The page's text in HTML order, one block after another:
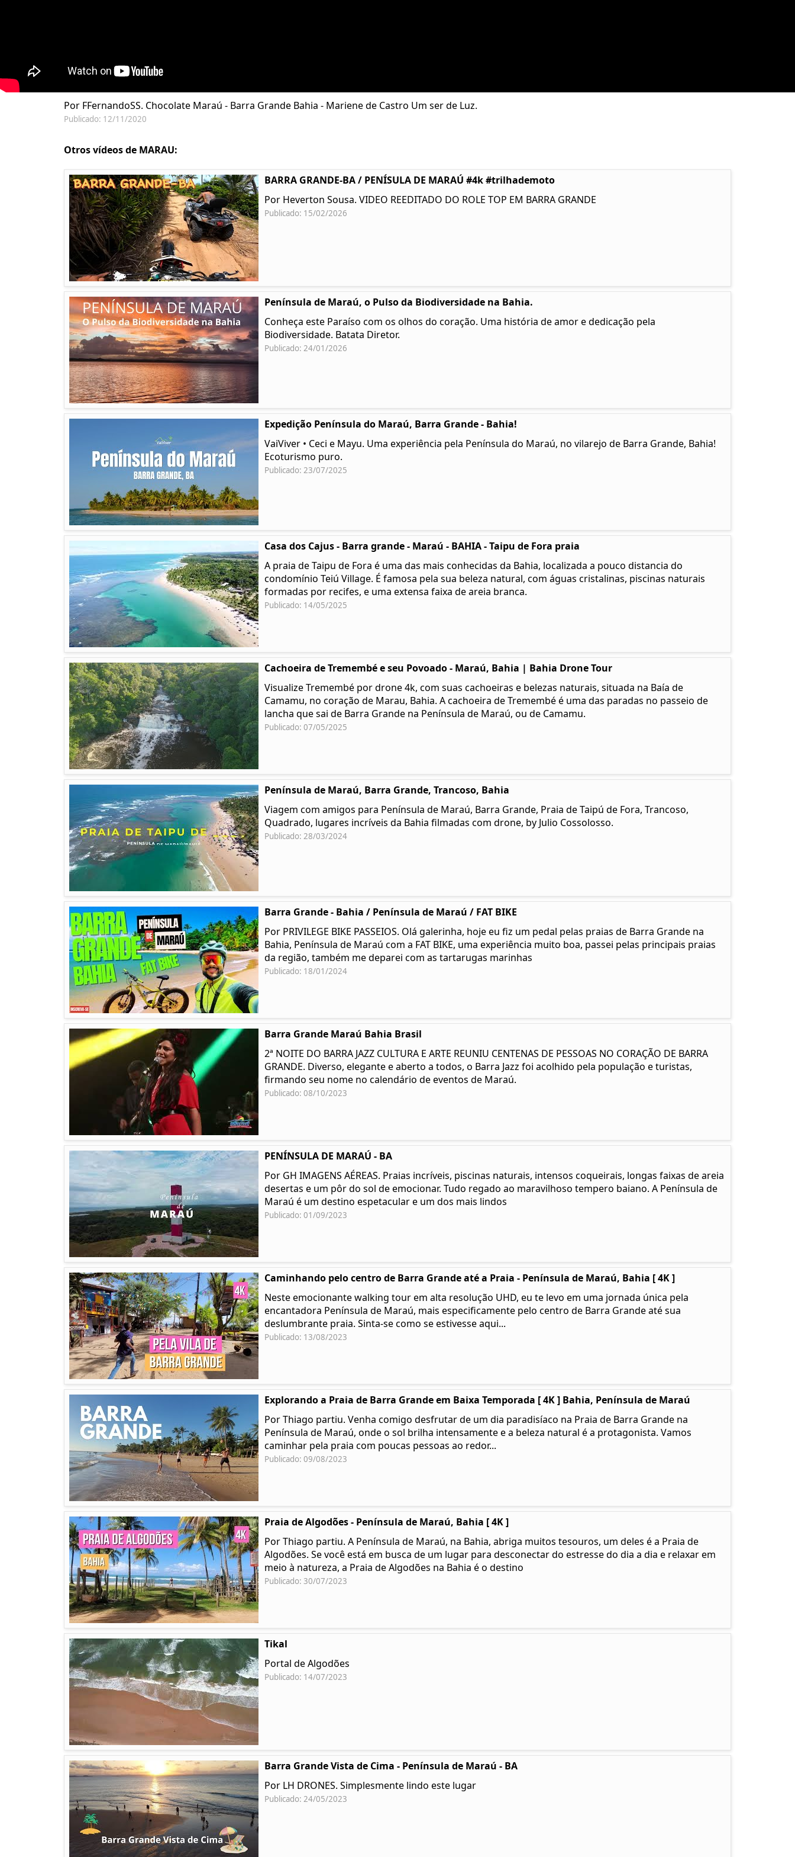
Por FFernandoSS. Chocolate Maraú - Barra Grande Bahia - Mariene de Castro Um ser de Luz.
Publicado: 12/11/2020
Otros vídeos de MARAU:
BARRA GRANDE-BA / PENÍSULA DE MARAÚ #4k #trilhademoto
Por Heverton Sousa. VIDEO REEDITADO DO ROLE TOP EM BARRA GRANDE
Publicado: 15/02/2026
Península de Maraú, o Pulso da Biodiversidade na Bahia.
Conheça este Paraíso com os olhos do coração. Uma história de amor e dedicação pela
Biodiversidade. Batata Diretor.
Publicado: 24/01/2026
Expedição Península do Maraú, Barra Grande - Bahia!
VaiViver • Ceci e Mayu. Uma experiência pela Península do Maraú, no vilarejo de Barra Grande, Bahia!
Ecoturismo puro.
Publicado: 23/07/2025
Casa dos Cajus - Barra grande - Maraú - BAHIA - Taipu de Fora praia
A praia de Taipu de Fora é uma das mais conhecidas da Bahia, localizada a pouco distancia do
condomínio Teiú Village. É famosa pela sua beleza natural, com águas cristalinas, piscinas naturais
formadas por recifes, e uma extensa faixa de areia branca.
Publicado: 14/05/2025
Cachoeira de Tremembé e seu Povoado - Maraú, Bahia | Bahia Drone Tour
Visualize Tremembé por drone 4k, com suas cachoeiras e belezas naturais, situada na Baía de
Camamu, no coração de Marau, Bahia. A cachoeira de Tremembé é uma das paradas no passeio de
lancha que sai de Barra Grande na Península de Maraú, ou de Camamu.
Publicado: 07/05/2025
Península de Maraú, Barra Grande, Trancoso, Bahia
Viagem com amigos para Península de Maraú, Barra Grande, Praia de Taipú de Fora, Trancoso,
Quadrado, lugares incríveis da Bahia filmadas com drone, by Julio Cossolosso.
Publicado: 28/03/2024
Barra Grande - Bahia / Península de Maraú / FAT BIKE
Por PRIVILEGE BIKE PASSEIOS. Olá galerinha, hoje eu fiz um pedal pelas praias de Barra Grande na
Bahia, Península de Maraú com a FAT BIKE, uma experiência muito boa, passei pelas principais praias
da região, também me deparei com as tartarugas marinhas
Publicado: 18/01/2024
Barra Grande Maraú Bahia Brasil
2ª NOITE DO BARRA JAZZ CULTURA E ARTE REUNIU CENTENAS DE PESSOAS NO CORAÇÃO DE BARRA
GRANDE. Diverso, elegante e aberto a todos, o Barra Jazz foi acolhido pela população e turistas,
firmando seu nome no calendário de eventos de Maraú.
Publicado: 08/10/2023
PENÍNSULA DE MARAÚ - BA
Por GH IMAGENS AÉREAS. Praias incríveis, piscinas naturais, intensos coqueirais, longas faixas de areia
desertas e um pôr do sol de emocionar. Tudo regado ao maravilhoso tempero baiano. A Península de
Maraú é um destino espetacular e um dos mais lindos
Publicado: 01/09/2023
Caminhando pelo centro de Barra Grande até a Praia - Península de Maraú, Bahia [ 4K ]
Neste emocionante walking tour em alta resolução UHD, eu te levo em uma jornada única pela
encantadora Península de Maraú, mais especificamente pelo centro de Barra Grande até sua
deslumbrante praia. Sinta-se como se estivesse aqui...
Publicado: 13/08/2023
Explorando a Praia de Barra Grande em Baixa Temporada [ 4K ] Bahia, Península de Maraú
Por Thiago partiu. Venha comigo desfrutar de um dia paradisíaco na Praia de Barra Grande na
Península de Maraú, onde o sol brilha intensamente e a beleza natural é a protagonista. Vamos
caminhar pela praia com poucas pessoas ao redor...
Publicado: 09/08/2023
Praia de Algodões - Península de Maraú, Bahia [ 4K ]
Por Thiago partiu. A Península de Maraú, na Bahia, abriga muitos tesouros, um deles é a Praia de
Algodões. Se você está em busca de um lugar para desconectar do estresse do dia a dia e relaxar em
meio à natureza, a Praia de Algodões na Bahia é o destino
Publicado: 30/07/2023
Tikal
Portal de Algodões
Publicado: 14/07/2023
Barra Grande Vista de Cima - Península de Maraú - BA
Por LH DRONES. Simplesmente lindo este lugar
Publicado: 24/05/2023